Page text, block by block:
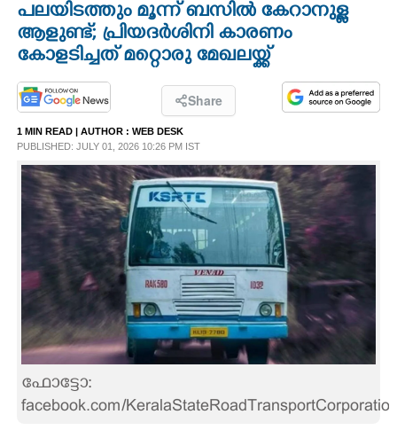
OPINION
PHOTOS
LIFESTYLE
SPIRITUAL
INFO+
ASTRO
CARTOONS
പലയിടത്തും മൂന്ന് ബസില്‍ കേറാനുള്ള
ആളുണ്ട്; പ്രിയദര്‍ശിനി കാരണം
കോളടിച്ചത് മറ്റൊരു മേഖലയ്ക്ക്
Share
1 MIN READ | AUTHOR : WEB DESK
PUBLISHED: JULY 01, 2026 10:26 PM IST
ഫോട്ടോ:
facebook.com/